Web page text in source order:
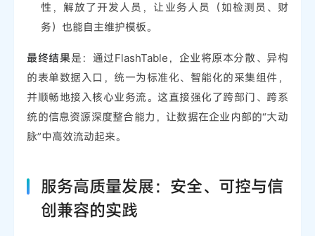
性，解放了开发人员，让业务人员（如检测员、财
务）也能自主维护模板。
最终结果是：通过FlashTable，企业将原本分散、异构
的表单数据入口，统一为标准化、智能化的采集组件，
并顺畅地接入核心业务流。这直接强化了跨部门、跨系
统的信息资源深度整合能力，让数据在企业内部的“大动
脉”中高效流动起来。
服务高质量发展：安全、可控与信
创兼容的实践